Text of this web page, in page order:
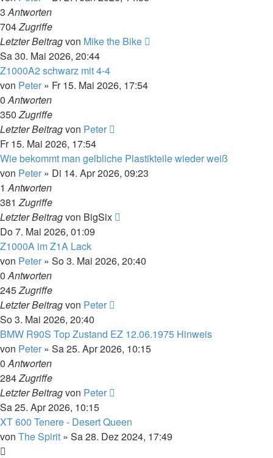
3Antworten
704Zugriffe
Letzter Beitragvon Mike the Bike
Sa 30. Mai 2026, 20:44
Z1000A2 schwarz mit 4-4
von Peter » Fr 15. Mai 2026, 17:54
0Antworten
350Zugriffe
Letzter Beitragvon Peter
Fr 15. Mai 2026, 17:54
Wie bekommt man gelbliche Plastikteile wieder weiß
von Peter » Di 14. Apr 2026, 09:23
1Antworten
381Zugriffe
Letzter Beitragvon BigSix
Do 7. Mai 2026, 01:09
Z1000A im Z1A Lack
von Peter » So 3. Mai 2026, 20:40
0Antworten
245Zugriffe
Letzter Beitragvon Peter
So 3. Mai 2026, 20:40
BMW R90S Top Zustand EZ 12.06.1975 Hinweis
von Peter » Sa 25. Apr 2026, 10:15
0Antworten
284Zugriffe
Letzter Beitragvon Peter
Sa 25. Apr 2026, 10:15
XT 600 Tenere - Desert Queen
von The Spirit » Sa 28. Dez 2024, 17:49